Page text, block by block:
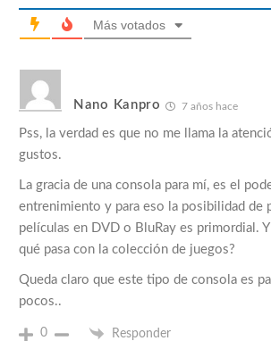
Más votados
Nano Kanpro 7 años hace
Pss, la verdad es que no me llama la
gustos.
La gracia de una consola para mí, es el
entrenimiento y para eso la posibilidad de
películas en DVD o BluRay es primordial.
qué pasa con la colección de juegos?
Queda claro que este tipo de consola es
pocos..
0 Responder